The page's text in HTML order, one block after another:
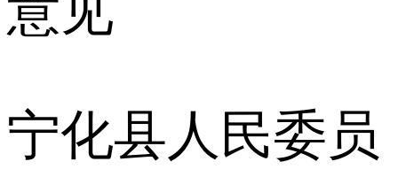
宁化县人民委员